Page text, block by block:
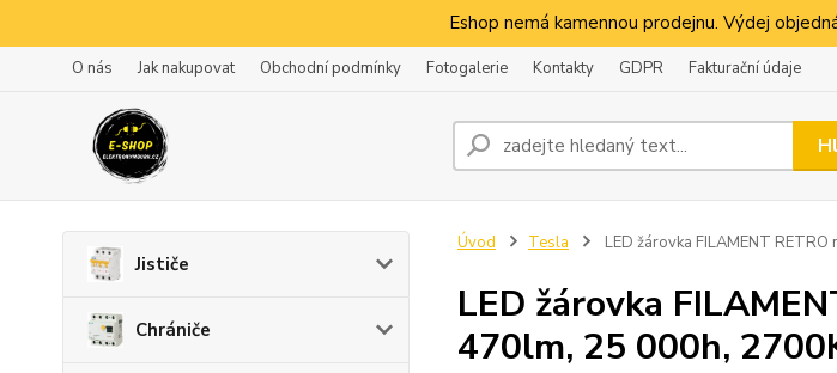
Eshop nemá kamennou prodejnu. Výdej
O nás Jak nakupovat Obchodní podmínky Fotogalerie Kontakty GDPR Fakturační údaje
Jističe
Chrániče
Úvod Tesla LED žárovka FILAMENT
LED žárovka
470lm, 25 000h,